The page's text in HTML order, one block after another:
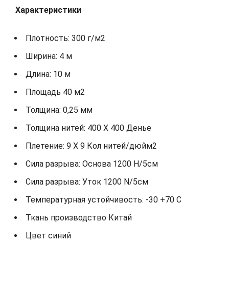
Характеристики
Плотность: 300 г/м2
Ширина: 4 м
Длина: 10 м
Площадь 40 м2
Толщина: 0,25 мм
Толщина нитей: 400 X 400 Денье
Плетение: 9 X 9 Кол нитей/дюйм2
Сила разрыва: Основа 1200 Н/5см
Сила разрыва: Уток 1200 N/5см
Температурная устойчивость: -30 +70 С
Ткань производство Китай
Цвет синий